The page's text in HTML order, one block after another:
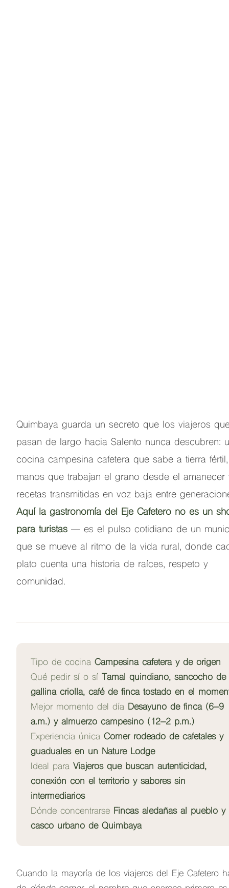
Quimbaya guarda un secreto que los viajeros
pasan de largo hacia Salento nunca descubren:
cocina campesina cafetera que sabe a tierra
manos que trabajan el grano desde el amanecer
recetas transmitidas en voz baja entre
Aquí la gastronomía del Eje Cafetero no es un
para turistas — es el pulso cotidiano de un
que se mueve al ritmo de la vida rural, donde
plato cuenta una historia de raíces, respeto y
comunidad.
Tipo de cocina Campesina cafetera y de origen
Qué pedir sí o sí Tamal quindiano, sancocho de
gallina criolla, café de finca tostado en el
Mejor momento del día Desayuno de finca (6–9
a.m.) y almuerzo campesino (12–2 p.m.)
Experiencia única Comer rodeado de cafetales y
guaduales en un Nature Lodge
Ideal para Viajeros que buscan autenticidad,
conexión con el territorio y sabores sin
intermediarios
Dónde concentrarse Fincas aledañas al pueblo y
casco urbano de Quimbaya
Cuando la mayoría de los viajeros del Eje Cafetero